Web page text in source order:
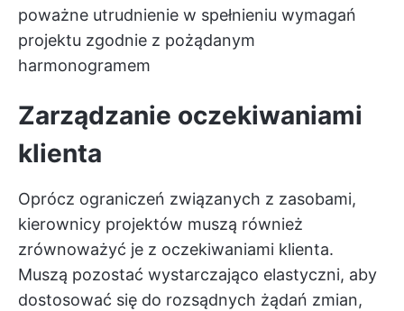
poważne utrudnienie w spełnieniu wymagań
projektu zgodnie z pożądanym
harmonogramem
Zarządzanie oczekiwaniami
klienta
Oprócz ograniczeń związanych z zasobami,
kierownicy projektów muszą również
zrównoważyć je z oczekiwaniami klienta.
Muszą pozostać wystarczająco elastyczni, aby
dostosować się do rozsądnych żądań zmian,